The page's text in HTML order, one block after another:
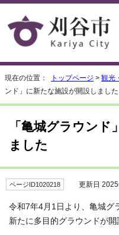
現在の位置： トップページ > 観光
ンド」に新たな施設が開設しました
「亀城グラウンド
ました
ページID1020218 更新日 2025
令和7年4月1日より、亀城グ
新たに多目的グラウンドが開